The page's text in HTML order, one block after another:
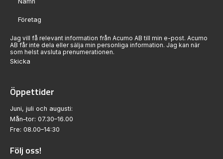
Jag vill få relevant information från Acumo AB till min e-post. Acumo
AB får inte dela eller sälja min personliga information. Jag kan när
som helst avsluta prenumerationen.
Skicka
Öppettider
Juni, juli och augusti:
Mån–tor: 07.30–16.00
Fre: 08.00–14:30
Följ oss!